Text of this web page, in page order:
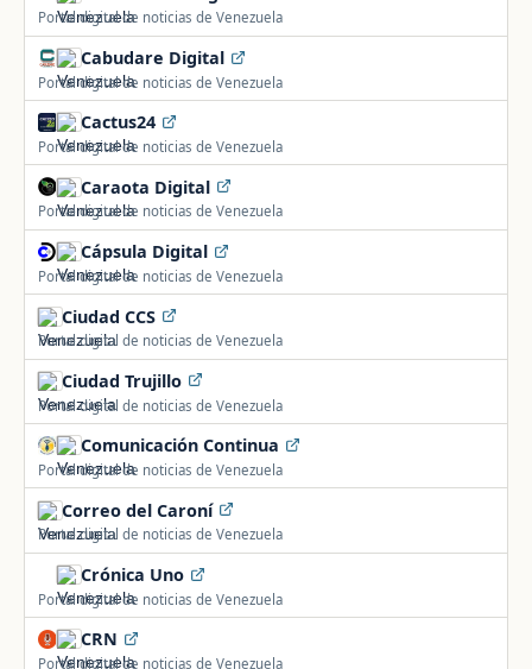
Portal digital de noticias de Venezuela
Cabudare Digital
Portal digital de noticias de Venezuela
Cactus24
Portal digital de noticias de Venezuela
Caraota Digital
Portal digital de noticias de Venezuela
Cápsula Digital
Portal digital de noticias de Venezuela
Ciudad CCS
Portal digital de noticias de Venezuela
Ciudad Trujillo
Portal digital de noticias de Venezuela
Comunicación Continua
Portal digital de noticias de Venezuela
Correo del Caroní
Portal digital de noticias de Venezuela
Crónica Uno
Portal digital de noticias de Venezuela
CRN
Portal digital de noticias de Venezuela